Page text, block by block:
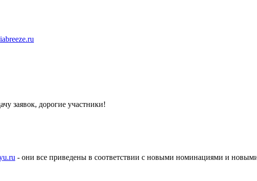
заявок, дорогие участники!
- они все приведены в соответствии с новыми номинациями и